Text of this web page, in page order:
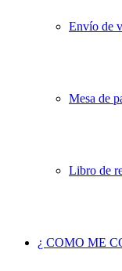
Envío de
Mesa de
Libro de
¿ COMO ME